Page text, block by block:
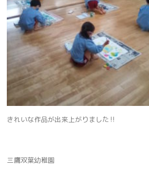
きれいな作品が出来上がりました‼
三鷹双葉幼稚園